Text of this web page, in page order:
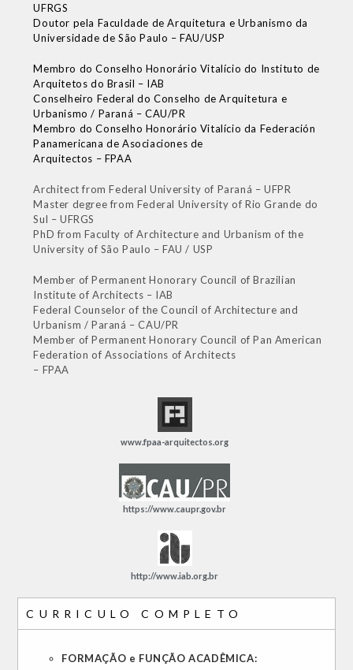
UFRGS
Doutor pela Faculdade de Arquitetura e Urbanismo da
Universidade de São Paulo – FAU/USP
Membro do Conselho Honorário Vitalício do Instituto de
Arquitetos do Brasil – IAB
Conselheiro Federal do Conselho de Arquitetura e
Urbanismo / Paraná – CAU/PR
Membro do Conselho Honorário Vitalício da Federación
Panamericana de Asociaciones de
Arquitectos – FPAA
Architect from Federal University of Paraná – UFPR
Master degree from Federal University of Rio Grande do
Sul – UFRGS
PhD from Faculty of Architecture and Urbanism of the
University of São Paulo – FAU / USP
Member of Permanent Honorary Council of Brazilian
Institute of Architects – IAB
Federal Counselor of the Council of Architecture and
Urbanism / Paraná – CAU/PR
Member of Permanent Honorary Council of Pan American
Federation of Associations of Architects
– FPAA
www.fpaa-arquitectos.org
https://www.caupr.gov.br
http://www.iab.org.br
CURRICULO COMPLETO
FORMAÇÃO e FUNÇÃO ACADÊMICA: